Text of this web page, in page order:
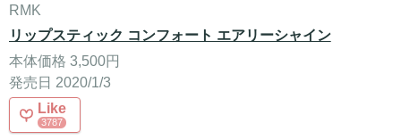
RMK
リップスティック コンフォート エアリーシャイン
本体価格 3,500円
発売日 2020/1/3
Like
3787